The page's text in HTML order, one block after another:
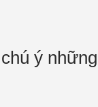
ý những